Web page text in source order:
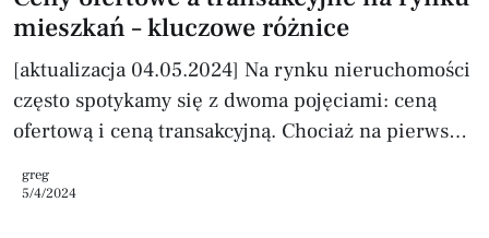
Posiadaczy mi
mieszkań – kluczowe różnice
[aktualizacja 04.05.2024] Na rynku nieruchomości
często spotykamy się z dwoma pojęciami: ceną
ofertową i ceną transakcyjną. Chociaż na pierwszy
między nimi znacząca różnica, która ma wpływ na
greg
5/4/2024